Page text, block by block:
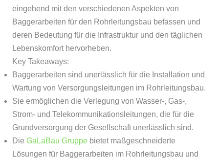
eingehend mit den verschiedenen Aspekten von
Baggerarbeiten für den Rohrleitungsbau befassen und
deren Bedeutung für die Infrastruktur und den täglichen
Lebenskomfort hervorheben.
Key Takeaways:
Baggerarbeiten sind unerlässlich für die Installation und
Wartung von Versorgungsleitungen im Rohrleitungsbau.
Sie ermöglichen die Verlegung von Wasser-, Gas-,
Strom- und Telekommunikationsleitungen, die für die
Grundversorgung der Gesellschaft unerlässlich sind.
Die GaLaBau Gruppebietet maßgeschneiderte
Lösungen für Baggerarbeiten im Rohrleitungsbau und